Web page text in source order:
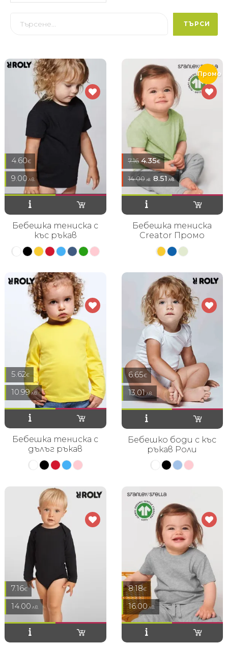
ТЪРСИ
4.60€
9.00 лв.
Бебешка тениска с
къс ръкав
Промо
7.16 4.35€
14.00лв. 8.51 лв.
Бебешка тениска
Creator Промо
5.62€
10.99лв.
Бебешка тениска с
дълъг ръкав
6.65€
13.01лв.
Бебешко боди с къс
ръкав Роли
7.16€
14.00 лв.
8.18€
16.00 лв.